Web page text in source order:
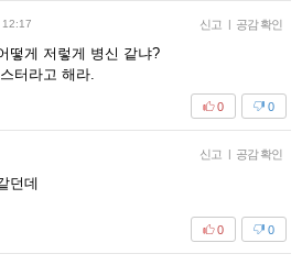
신고 | 공감 확인
떻게 저렇게 병신 같냐?
터라고 해라.
0
0
신고 | 공감 확인
던데
0
0